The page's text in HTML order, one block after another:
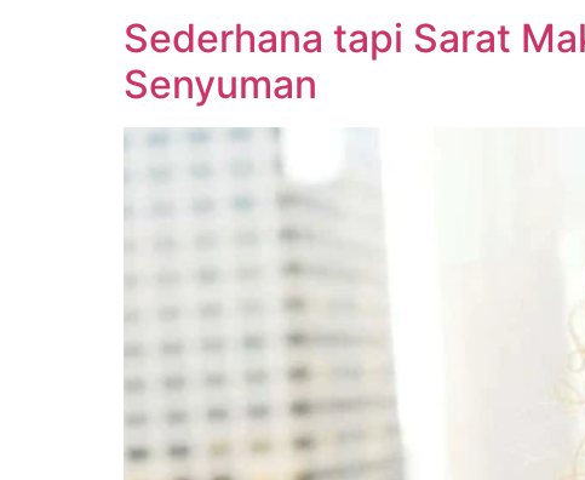
Sederhana tapi Sarat
Senyuman